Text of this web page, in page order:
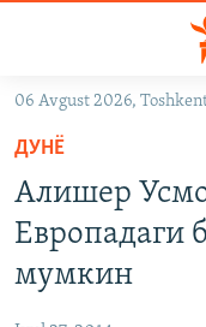
Асосий
навигацияга
ўтинг
Қидиришга
ўтинг
OZODARXIV
На русском
06 Avgust 2026,
ДУНË
Алишер
Европадаги
мумкин